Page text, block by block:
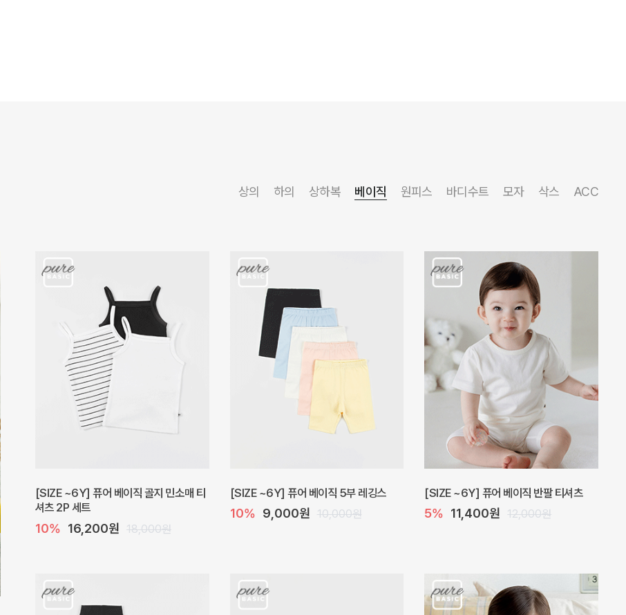
상의 하의 상하복 베이직 원피스 바디수트 모자 삭스 ACC
캐더린 뷔스티에 미니 아기 원피스
10% 24,300원
[SIZE ~6Y] 베르 원피스
10% 28,800원 32,000원
프로리 뷔스티에 미니 아기 원피스
20% 20,800원 26,000원